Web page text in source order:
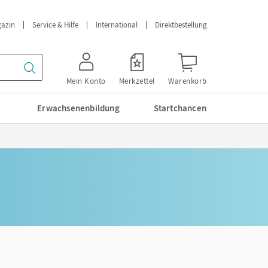
Service & Hilfe International Direktbestellung
Mein Konto Merkzettel Warenkorb
Erwachsenenbildung Startchancen